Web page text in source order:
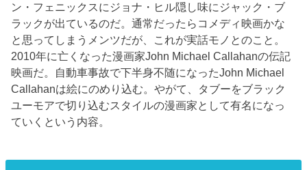
ン・フェニックスにジョナ・ヒル隠し味にジャック・ブ
ラックが出ているのだ。通常だったらコメディ映画かな
と思ってしまうメンツだが、これが実話モノとのこと。
2010年に亡くなった漫画家John Michael Callahanの伝記
映画だ。自動車事故で下半身不随になったJohn Michael
Callahanは絵にのめり込む。やがて、タブーをブラック
ユーモアで切り込むスタイルの漫画家として有名になっ
ていくという内容。